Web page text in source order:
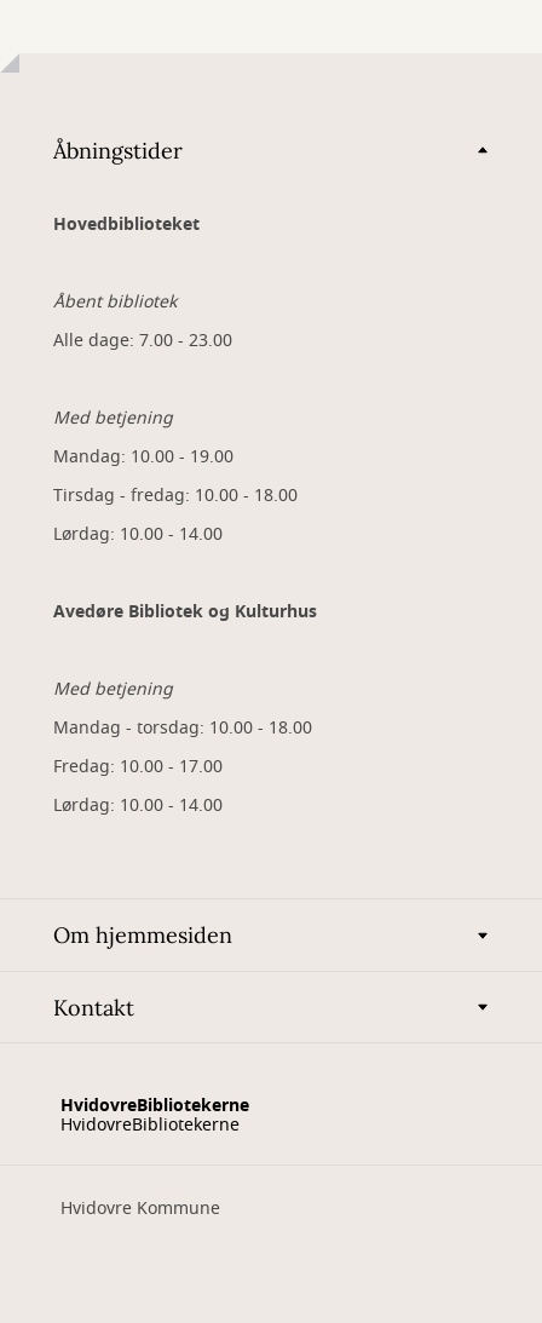
Åbningstider
Hovedbiblioteket
Åbent bibliotek
Alle dage: 7.00 - 23.00
Med betjening
Mandag: 10.00 - 19.00
Tirsdag - fredag: 10.00 - 18.00
Lørdag: 10.00 - 14.00
Avedøre Bibliotek og Kulturhus
Med betjening
Mandag - torsdag: 10.00 - 18.00
Fredag: 10.00 - 17.00
Lørdag: 10.00 - 14.00
Om hjemmesiden
Kontakt
HvidovreBibliotekerne
HvidovreBibliotekerne
Hvidovre Kommune